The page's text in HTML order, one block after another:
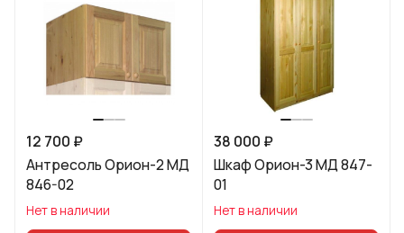
12 700 ₽
Антресоль Орион-2 МД
846-02
Нет в наличии
38 000 ₽
Шкаф Орион-3 МД 847-
01
Нет в наличии